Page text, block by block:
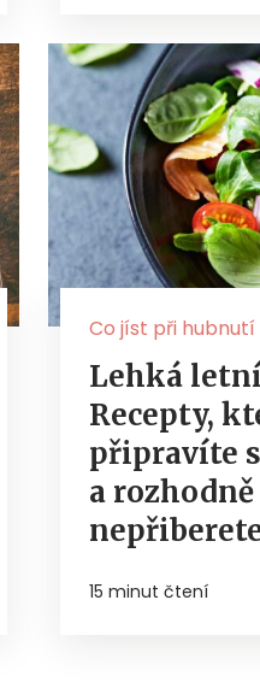
Co jíst při hubnutí
Lehká
Recepty,
připravíte
a
15 minut čtení